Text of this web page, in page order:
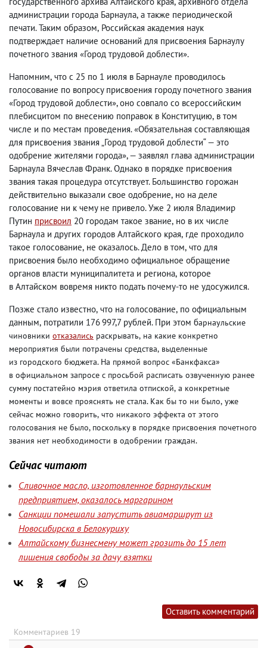
администрации города Барнаула, а также периодической
печати. Таким образом, Российская академия наук
подтверждает наличие оснований для присвоения Барнаулу
почетного звания «Город трудовой доблести».
Напомним, что с 25 по 1 июля в Барнауле проводилось
голосование по вопросу присвоения городу почетного звания
«Город трудовой доблести», оно совпало со всероссийским
плебисцитом по внесению поправок в Конституцию, в том
числе и по местам проведения. «Обязательная составляющая
для присвоения звания „Город трудовой доблести“ — это
одобрение жителями города», — заявлял глава администрации
Барнаула Вячеслав Франк. Однако в порядке присвоения
звания такая процедура отсутствует. Большинство горожан
действительно выказали свое одобрение, но на деле
голосование ни к чему не привело. Уже 2 июля Владимир
Путин присвоил 20 городам такое звание, но в их числе
Барнаула и других городов Алтайского края, где проходило
такое голосование, не оказалось. Дело в том, что для
присвоения было необходимо официальное обращение
органов власти муниципалитета и региона, которое
в Алтайском вовремя никто подать почему-то не удосужился.
Позже стало известно, что на голосование, по официальным
данным, потратили 176 997,7 рублей. При этом барнаульские
чиновники отказались раскрывать, на какие конкретно
мероприятия были потрачены средства, выделенные
из городского бюджета. На прямой вопрос «Банкфакса»
в официальном запросе с просьбой расписать озвученную ранее
сумму постатейно мэрия ответила отпиской, а конкретные
моменты и вовсе прояснять не стала. Как бы то ни было, уже
сейчас можно говорить, что никакого эффекта от этого
голосования не было, поскольку в порядке присвоения почетного
звания нет необходимости в одобрении граждан.
Сейчас читают
Сливочное масло, изготовленное барнаульским
предприятием, оказалось маргарином
Санкции помешали запустить авиамаршрут из
Новосибирска в Белокуриху
Алтайскому бизнесмену может грозить до 15 лет
лишения свободы за дачу взятки
Оставить комментарий
Комментариев 19